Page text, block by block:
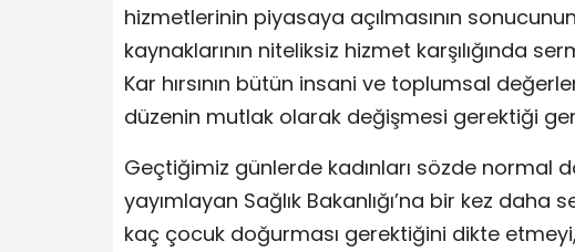
hizmetlerinin piyasaya açılmasının
kaynaklarının niteliksiz hizmet karşılığında
Kar hırsının bütün insani ve toplumsal
düzenin mutlak olarak değişmesi gerektiği
Geçtiğimiz günlerde kadınları sözde normal
yayımlayan Sağlık Bakanlığı’na bir kez daha
kaç çocuk doğurması gerektiğini dikte